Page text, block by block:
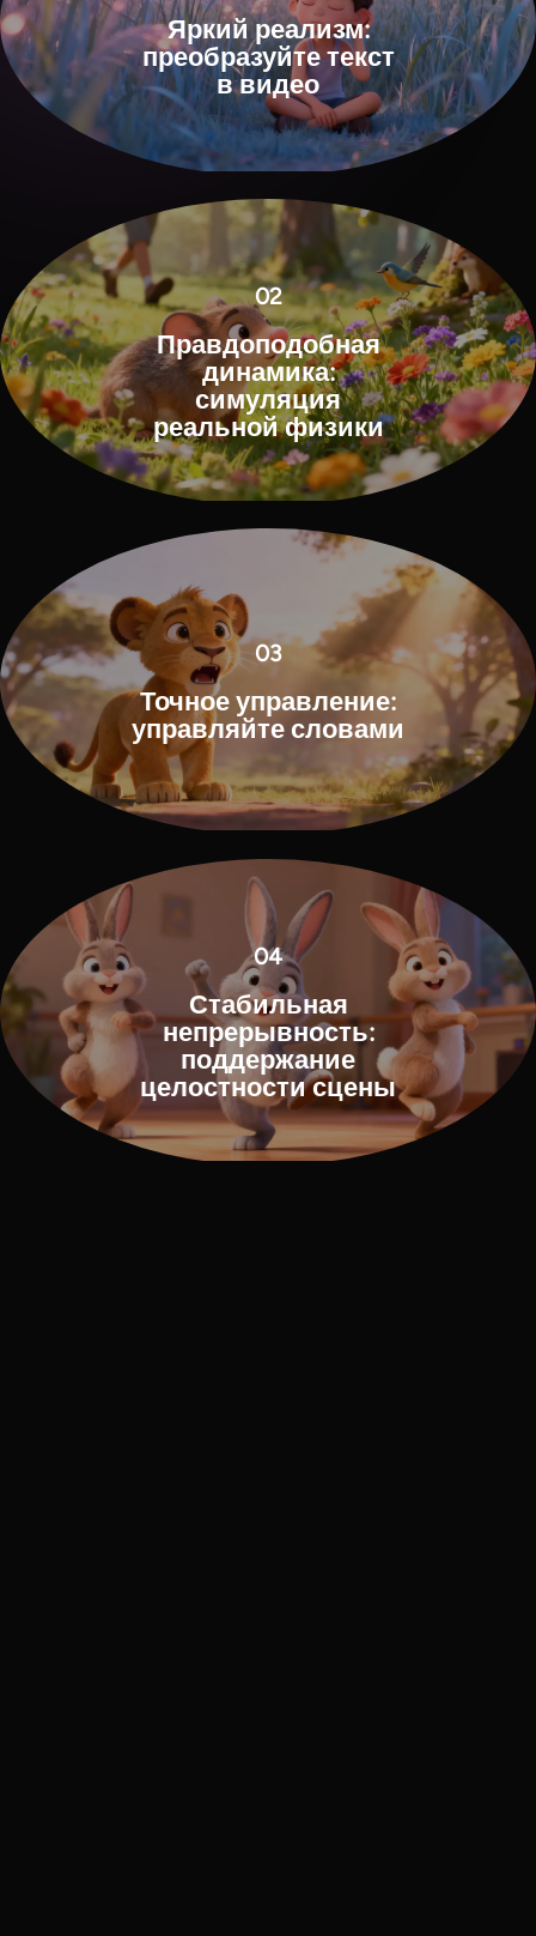
View all tools
Яркий реализм:
преобразуйте текст
в видео
02
Правдоподобная
динамика:
симуляция
реальной физики
03
Точное управление:
управляйте словами
04
Стабильная
непрерывность:
поддержание
целостности сцены